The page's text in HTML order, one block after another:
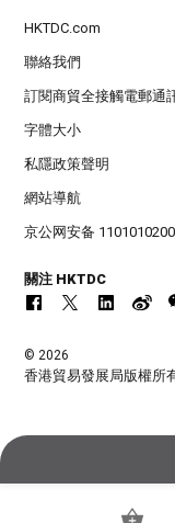
HKTDC.com
聯絡我們
訂閱商貿全接觸電郵通
字體大小
私隱政策聲明
網站導航
京公网安备
關注 HKTDC
© 2026
香港貿易發展局版權所